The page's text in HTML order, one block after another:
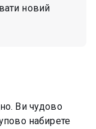
новий
Ви чудово
набирете